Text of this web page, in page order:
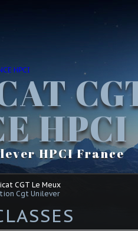
HPCI
HPCI France
CGT Le Meux
Cgt Unilever